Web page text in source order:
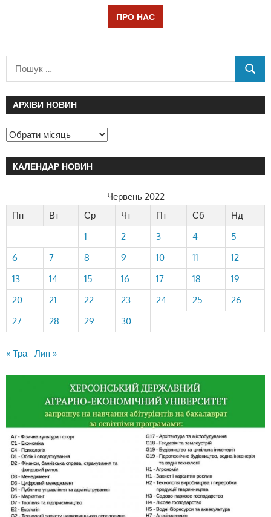
ПРО НАС
АРХІВИ НОВИН
КАЛЕНДАР НОВИН
Червень 2022
Пн
Вт Ср Чт Пт Сб
Нд
1
2 3 4
5
6
7 8 9 10 11
12
13
14 15 16 17 18
19
20
21 22 23 24 25
26
27
28 29 30
« Тра Лип »